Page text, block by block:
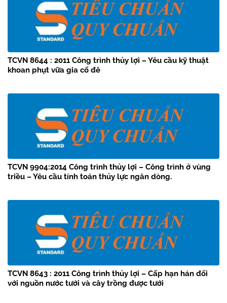
TCVN 8644 : 2011 Công trình thủy lợi – Yêu cầu kỹ thuật
khoan phụt vữa gia cố đê
TCVN 9904:2014 Công trình thủy lợi – Công trình ở vùng
triều – Yêu cầu tính toán thủy lực ngăn dòng.
TCVN 8643 : 2011 Công trình thủy lợi – Cấp hạn hán đối
với nguồn nước tưới và cây trồng được tưới